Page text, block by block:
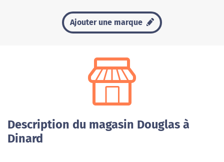
Ajouter une marque
Description du magasin Douglas à
Dinard